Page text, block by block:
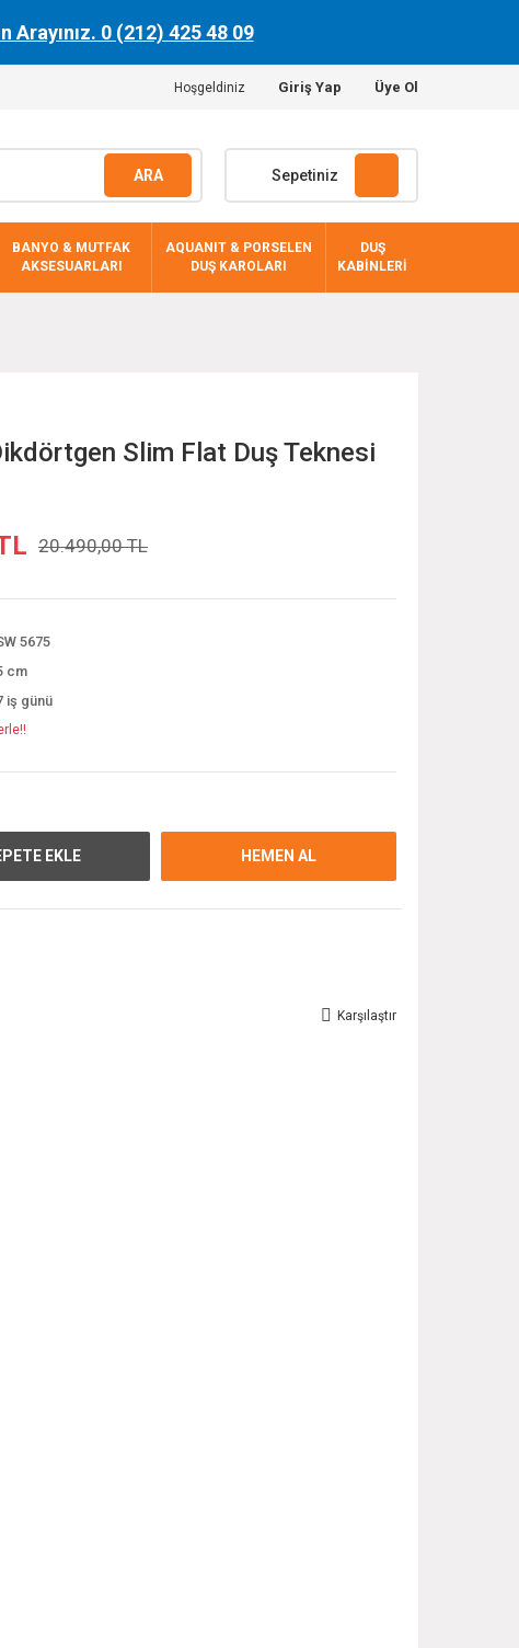
Arayınız. 0 (212) 425 48 09
Hoşgeldiniz Giriş Yap Üye Ol
ARA Sepetiniz
BANYO & MUTFAK
AKSESUARLARI
AQUANIT & PORSELEN
DUŞ KAROLARI
DUŞ
KABİNLERİ
Slim Flat Duş Teknesi
20.490,00 TL
5675
cm
iş günü
EKLE HEMEN AL
Karşılaştır